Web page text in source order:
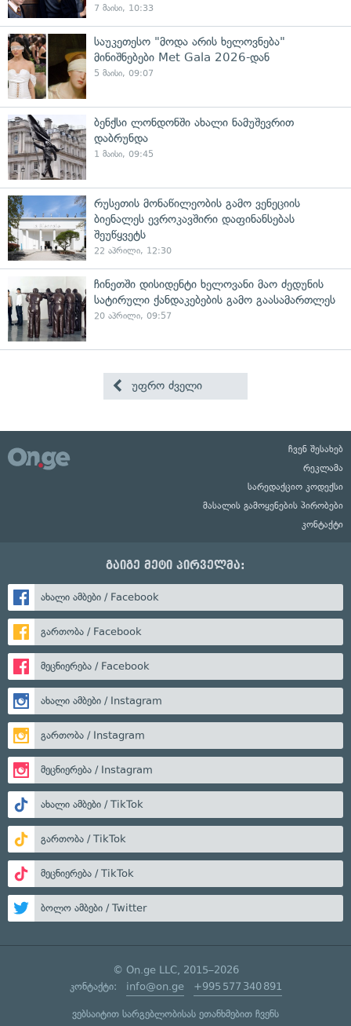
7 მაისი, 10:33
საუკეთესო "მოდა არის ხელოვნება"
მინიშნებები Met Gala 2026-დან
5 მაისი, 09:07
ბენქსი ლონდონში ახალი ნამუშევრით
დაბრუნდა
1 მაისი, 09:45
რუსეთის მონაწილეობის გამო ვენეციის
ბიენალეს ევროკავშირი დაფინანსებას
შეუწყვეტს
22 აპრილი, 12:30
ჩინეთში დისიდენტი ხელოვანი მაო ძედუნის
სატირული ქანდაკებების გამო გაასამართლეს
20 აპრილი, 09:57
უფრო ძველი
ჩვენ შესახებ
რეკლამა
სარედაქციო კოდექსი
მასალის გამოყენების პირობები
კონტაქტი
გაიგე მეტი პირველმა:
ახალი ამბები / Facebook
გართობა / Facebook
მეცნიერება / Facebook
ახალი ამბები / Instagram
გართობა / Instagram
მეცნიერება / Instagram
ახალი ამბები / TikTok
გართობა / TikTok
მეცნიერება / TikTok
ბოლო ამბები / Twitter
© On.ge LLC, 2015–2026
კონტაქტი: info@on.ge +995 577 340 891
ვებსაიტით სარგებლობისას ეთანხმებით ჩვენს